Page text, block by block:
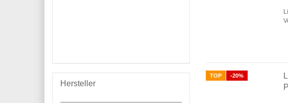
TOP -20%
Hersteller